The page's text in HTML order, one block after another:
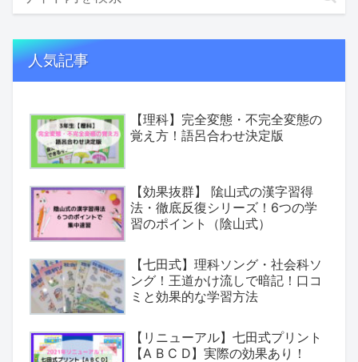
人気記事
【理科】完全変態・不完全変態の
覚え方！語呂合わせ決定版
【効果抜群】 隂山式の漢字習得
法・徹底反復シリーズ！6つの学
習のポイント（陰山式）
【七田式】理科ソング・社会科ソ
ング！王道かけ流しで暗記！口コ
ミと効果的な学習方法
【リニューアル】七田式プリント
【A B C D】実際の効果あり！